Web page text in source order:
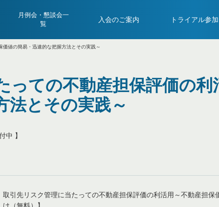
月例会・懇談会一
覧
入会のご案内 トライアル参加
値の簡易・迅速的な把握方法とその実践～
っての不動産担保評価の利
法とその実践～
中 】
取引先リスク管理に当たっての不動産担保評価の利活用～不動産担